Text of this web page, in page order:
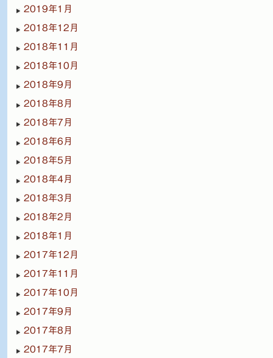
2019年1月
2018年12月
2018年11月
2018年10月
2018年9月
2018年8月
2018年7月
2018年6月
2018年5月
2018年4月
2018年3月
2018年2月
2018年1月
2017年12月
2017年11月
2017年10月
2017年9月
2017年8月
2017年7月